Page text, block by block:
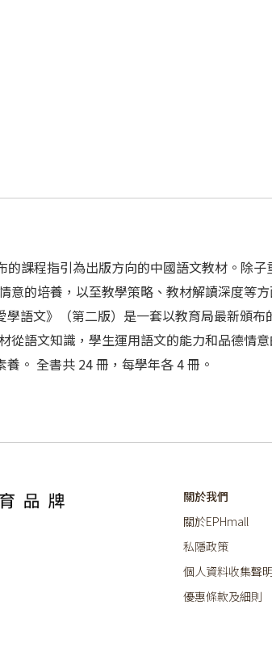
的課程指引為出版方向的中國語文教材。除
意的培養，以至教學策略、教材解讀深度
語文》（第二版）是一套以教育局最新頒
從語文知識，學生運用語文的能力和品德情
。 全書共 24 冊，每學年各 4 冊。
關於我們
關於EPHmall
私隱政策
個人資料收集聲明
優惠條款及細則